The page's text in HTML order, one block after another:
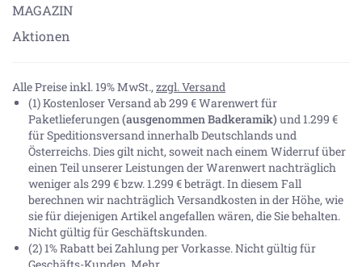
MAGAZIN
Aktionen
Alle Preise inkl. 19% MwSt., zzgl. Versand
(1) Kostenloser Versand ab 299 € Warenwert für
Paketlieferungen(ausgenommen Badkeramik) und 1.299 €
für Speditionsversand innerhalb Deutschlands und
Österreichs. Dies gilt nicht, soweit nach einem Widerruf über
einen Teil unserer Leistungen der Warenwert nachträglich
weniger als 299 € bzw. 1.299 € beträgt. In diesem Fall
berechnen wir nachträglich Versandkosten in der Höhe, wie
sie für diejenigen Artikel angefallen wären, die Sie behalten.
Nicht gültig für Geschäftskunden.
(2) 1% Rabatt bei Zahlung per Vorkasse. Nicht gültig für